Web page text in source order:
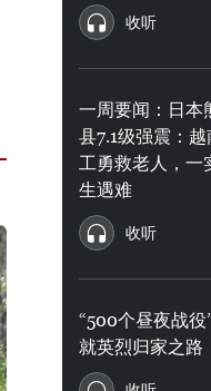
收听
一周要闻：日本
县7.1级强震：
工勇救老人，一
生遇难
收听
“500个昼夜战役
就英烈归家之路